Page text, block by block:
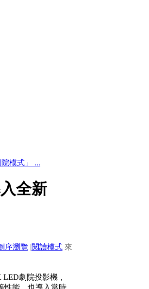
模式」 ...
全新
序瀏覽 |閱讀模式來
劇院投影機，
性能，也導入當時